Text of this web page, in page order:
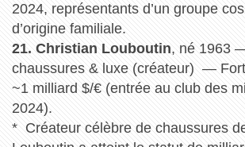
2024, représentants d’un groupe
d’origine familiale.
21. Christian Louboutin, né 1963
chaussures & luxe (créateur) —
~1 milliard $/€ (entrée au club des
2024).
* Créateur célèbre de chaussures